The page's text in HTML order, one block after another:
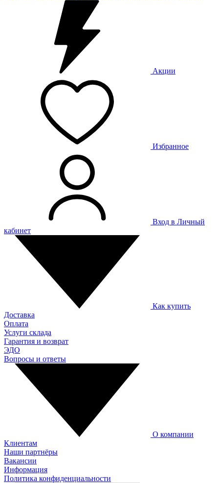
Акции
Избранное
Вход в Личный
кабинет
Как купить
Доставка
Оплата
Услуги склада
Гарантия и возврат
ЭДО
Вопросы и ответы
О компании
Клиентам
Наши партнёры
Вакансии
Информация
Политика конфиденциальности